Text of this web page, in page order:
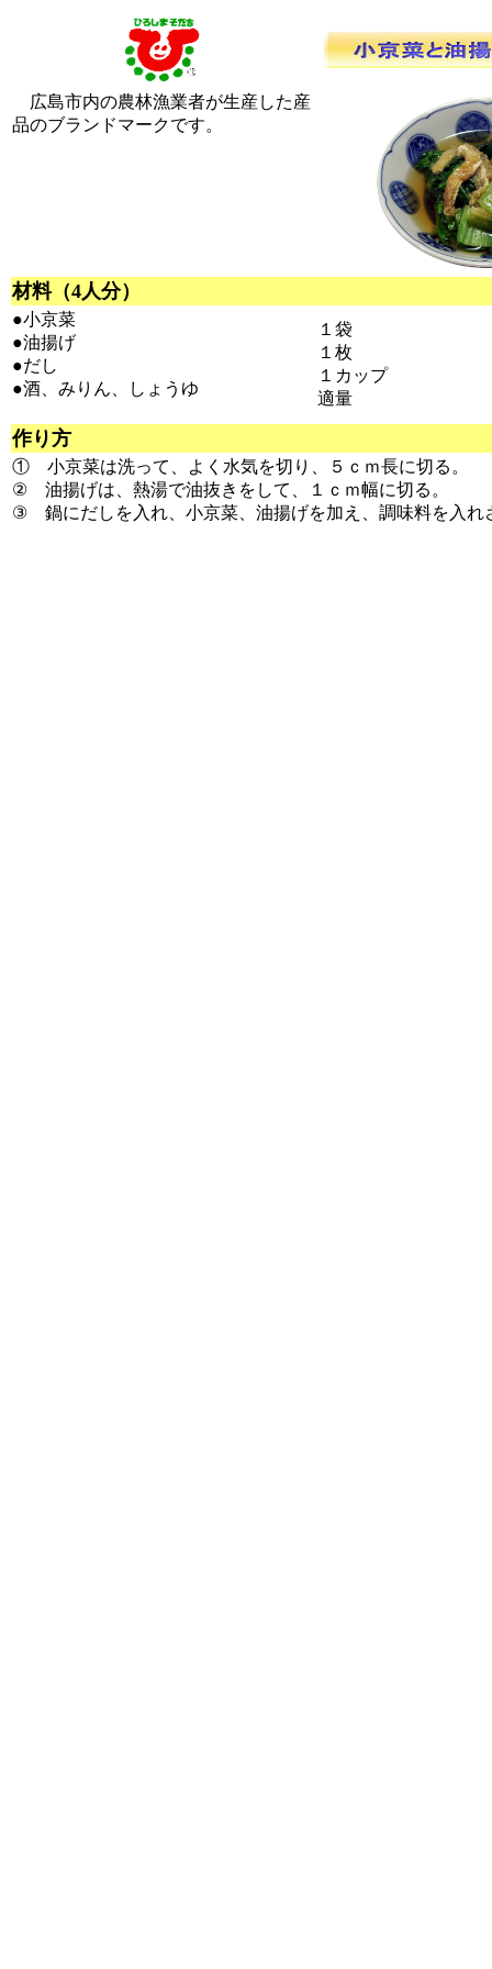
広島市内の農林漁業者が生産した産
品のブランドマークです。
材料（4人分）
●小京菜
●油揚げ
●だし
●酒、みりん、しょうゆ
１袋
１枚
１カップ
適量
作り方
① 小京菜は洗って、よく水気を切り、５ｃｍ長に切る。
② 油揚げは、熱湯で油抜きをして、１ｃｍ幅に切る。
③ 鍋にだしを入れ、小京菜、油揚げを加え、調味料を入れ